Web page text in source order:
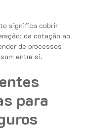
significa cobrir
da cotação ao
de processos
entre si.
para